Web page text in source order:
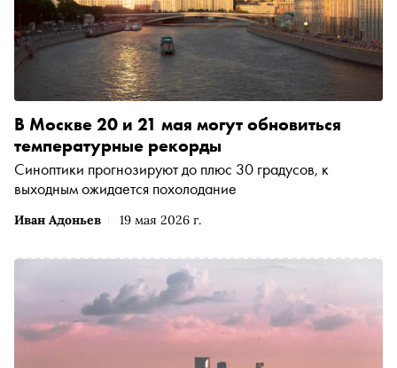
Иван Адоньев 19 мая 2026 г.
В Москве 20 и 21 мая могут обновиться
температурные рекорды
Синоптики прогнозируют до плюс 30 градусов, к
выходным ожидается похолодание